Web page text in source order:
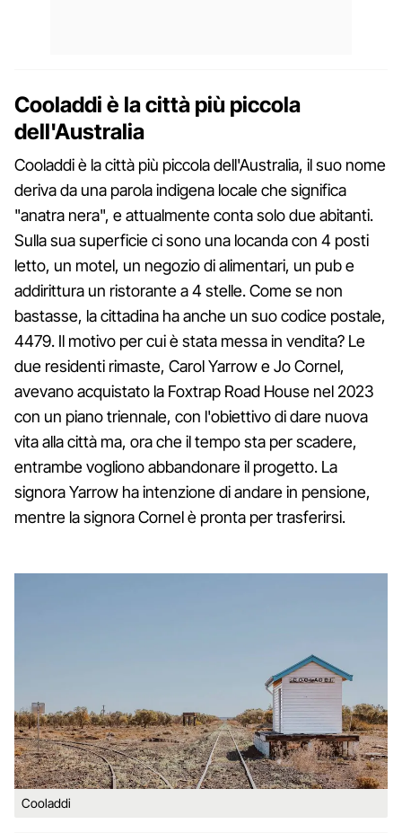
Cooladdi è la città più piccola
dell'Australia
Cooladdi è la città più piccola dell'Australia, il suo nome
deriva da una parola indigena locale che significa
"anatra nera", e attualmente conta solo due abitanti.
Sulla sua superficie ci sono una locanda con 4 posti
letto, un motel, un negozio di alimentari, un pub e
addirittura un ristorante a 4 stelle. Come se non
bastasse, la cittadina ha anche un suo codice postale,
4479. Il motivo per cui è stata messa in vendita? Le
due residenti rimaste, Carol Yarrow e Jo Cornel,
avevano acquistato la Foxtrap Road House nel 2023
con un piano triennale, con l'obiettivo di dare nuova
vita alla città ma, ora che il tempo sta per scadere,
entrambe vogliono abbandonare il progetto. La
signora Yarrow ha intenzione di andare in pensione,
mentre la signora Cornel è pronta per trasferirsi.
Cooladdi